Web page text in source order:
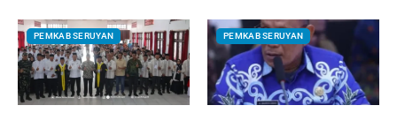
PEMKAB SERUYAN PEMKAB SERUYAN